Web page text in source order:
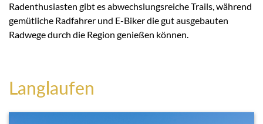
Radenthusiasten gibt es abwechslungsreiche Trails, während
gemütliche Radfahrer und E-Biker die gut ausgebauten
Radwege durch die Region genießen können.
Langlaufen